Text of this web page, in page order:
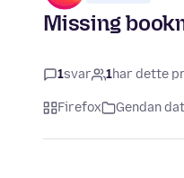
Missing
1svar 1har dette
Firefox Gendan